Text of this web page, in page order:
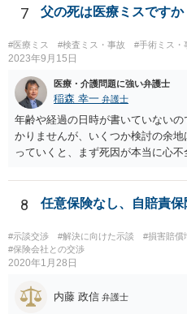
7 父の死は医療ミスですか
#医療ミス #検査ミス・事故 #手術ミス・
2023年9月15日
医療・介護問題に強い弁護士
稲森 幸一 弁護士
年齢や経過の日時が書いていない
かりませんが、いくつか検討の余
っていくと、まず死因が本当に心
こまでしたのか、またしたとして
関係の問題もあります。 さらに遡
たのか、そもそも手術をする必要
前は問題なさそうですが、転院が多
のかも一応は検討材料だと思います
にカルテ等を持って行って相談さ
8 任意保険なし、自賠責保
#示談交渉 #解決に向けた示談 #損害賠償
#保険会社との交渉
2020年1月28日
内藤 政信 弁護士